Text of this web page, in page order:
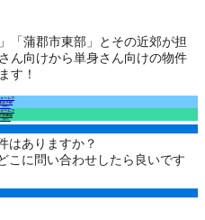
「蒲郡市東部」とその近郊が担
ん向けから単身さん向けの物件
す！
ームで
店予約
（無料）
ームで
室確認
（無料）
はありますか？
こに問い合わせしたら良いです